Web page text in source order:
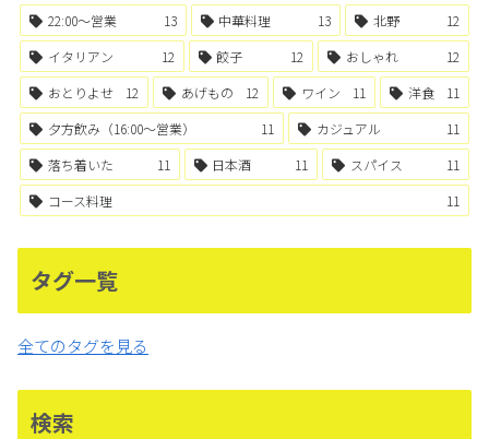
22:00〜営業
13 中華料理 13 北野
12
イタリアン
12 餃子 12 おしゃれ
12
おとりよせ
12 あげもの 12 ワイン 11 洋食
11
夕方飲み（16:00〜営業）
11 カジュアル
11
落ち着いた
11 日本酒 11 スパイス
11
コース料理
11
タグ一覧
全てのタグを見る
検索